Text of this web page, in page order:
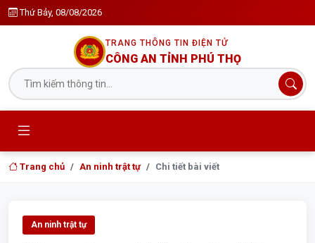
Thứ Bảy, 08/08/2026
TRANG THÔNG TIN ĐIỆN TỬ
CÔNG AN TỈNH PHÚ THỌ
Trang chủ An ninh trật tự Chi tiết bài viết
An ninh trật tự